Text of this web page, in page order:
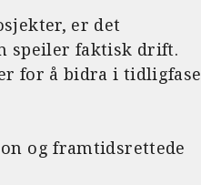
er det
speiler faktisk drift.
for å bidra i tidligfase
og framtidsrettede